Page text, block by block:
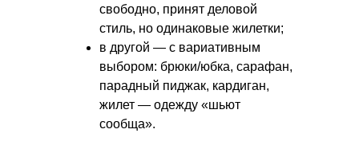
свободно, принят деловой
стиль, но одинаковые жилетки;
в другой — с вариативным
выбором: брюки/юбка, сарафан,
парадный пиджак, кардиган,
жилет — одежду «шьют
сообща».